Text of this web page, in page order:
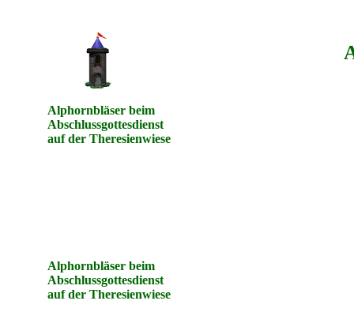
Alphornbläser beim
Abschlussgottesdienst
auf der Theresienwiese
Alphornbläser beim
Abschlussgottesdienst
auf der Theresienwiese